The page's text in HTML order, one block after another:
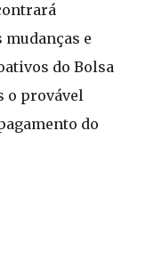
e
do Bolsa
o provável
do